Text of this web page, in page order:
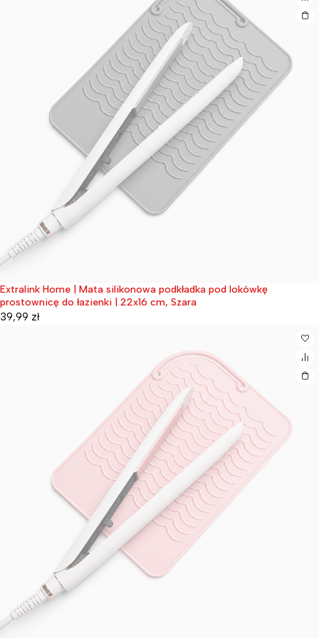
Wyprzedane
Extralink Home | Mata silikonowa podkładka pod lokówkę
prostownicę do łazienki | 22x16 cm, Szara
39,99 zł